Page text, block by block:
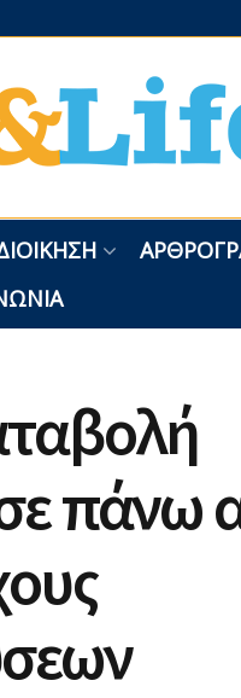
πάνω